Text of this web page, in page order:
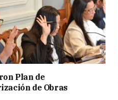
Plan de
de Obras